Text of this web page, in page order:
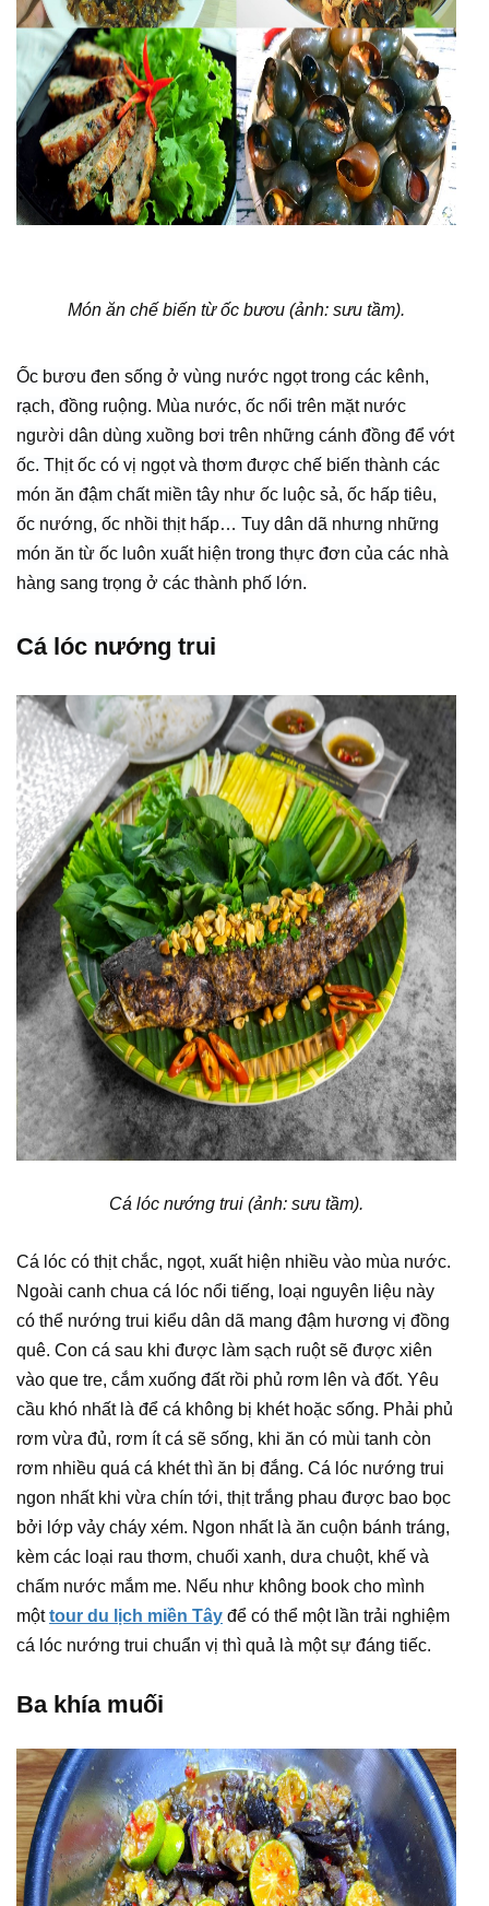
Món ăn chế biến từ ốc bươu (ảnh: sưu tầm).
Ốc bươu đen sống ở vùng nước ngọt trong các kênh,
rạch, đồng ruộng. Mùa nước, ốc nổi trên mặt nước
người dân dùng xuồng bơi trên những cánh đồng để vớt
ốc. Thịt ốc có vị ngọt và thơm được chế biến thành các
món ăn đậm chất miền tây như ốc luộc sả, ốc hấp tiêu,
ốc nướng, ốc nhồi thịt hấp… Tuy dân dã nhưng những
món ăn từ ốc luôn xuất hiện trong thực đơn của các nhà
hàng sang trọng ở các thành phố lớn.
Cá lóc nướng trui
Cá lóc nướng trui (ảnh: sưu tầm).
Cá lóc có thịt chắc, ngọt, xuất hiện nhiều vào mùa nước.
Ngoài canh chua cá lóc nổi tiếng, loại nguyên liệu này
có thể nướng trui kiểu dân dã mang đậm hương vị đồng
quê. Con cá sau khi được làm sạch ruột sẽ được xiên
vào que tre, cắm xuống đất rồi phủ rơm lên và đốt. Yêu
cầu khó nhất là để cá không bị khét hoặc sống. Phải phủ
rơm vừa đủ, rơm ít cá sẽ sống, khi ăn có mùi tanh còn
rơm nhiều quá cá khét thì ăn bị đắng. Cá lóc nướng trui
ngon nhất khi vừa chín tới, thịt trắng phau được bao bọc
bởi lớp vảy cháy xém. Ngon nhất là ăn cuộn bánh tráng,
kèm các loại rau thơm, chuối xanh, dưa chuột, khế và
chấm nước mắm me. Nếu như không book cho mình
mộttour du lịch miền Tây để có thể một lần trải nghiệm
cá lóc nướng trui chuẩn vị thì quả là một sự đáng tiếc.
Ba khía muối